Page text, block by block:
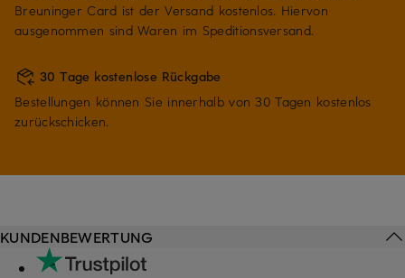
Breuninger Card ist der Versand kostenlos. Hiervon
ausgenommen sind Waren im Speditionsversand.
30 Tage kostenlose Rückgabe
Bestellungen können Sie innerhalb von 30 Tagen kostenlos
zurückschicken.
KUNDENBEWERTUNG